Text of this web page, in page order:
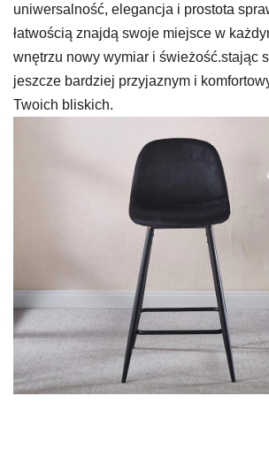
uniwersalność, elegancja i prostota
łatwością znajdą swoje miejsce w
wnętrzu nowy wymiar i świeżość.stając
jeszcze bardziej przyjaznym i
Twoich bliskich.